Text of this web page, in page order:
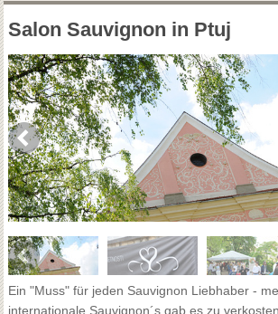
Salon Sauvignon in Ptuj
Ein "Muss" für jeden Sauvignon Liebhaber -
internationale Sauvignon´s gab es zu verkosten